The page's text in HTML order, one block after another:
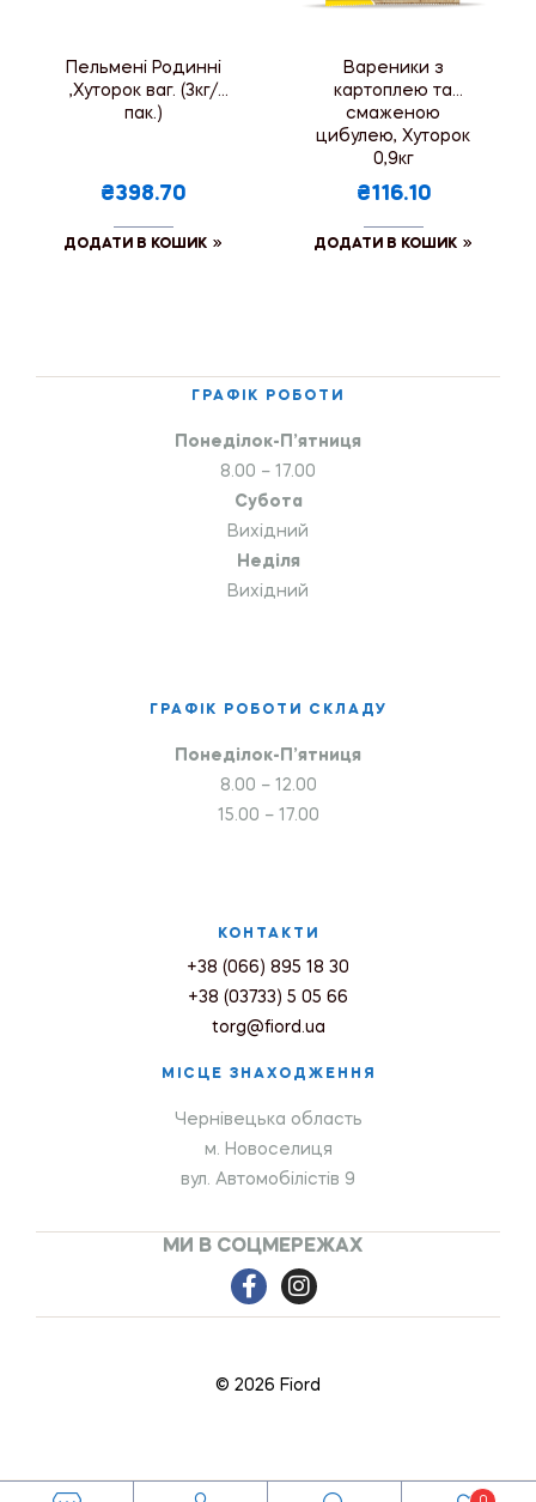
Пельмені Родинні
,Хуторок ваг. (3кг/
пак.)
₴398.70
ДОДАТИ В КОШИК
Вареники з
картоплею та
смаженою
цибулею, Хуторок
0,9кг
₴116.10
ДОДАТИ В КОШИК
ГРАФІК РОБОТИ
Понеділок-П’ятниця
8.00 – 17.00
Субота
Вихідний
Неділя
Вихідний
ГРАФІК РОБОТИ СКЛАДУ
Понеділок-П’ятниця
8.00 – 12.00
15.00 – 17.00
КОНТАКТИ
+38 (066) 895 18 30
+38 (03733) 5 05 66
torg@fiord.ua
МІСЦЕ ЗНАХОДЖЕННЯ
Чернівецька область
м. Новоселиця
вул. Автомобілістів 9
МИ В СОЦМЕРЕЖАХ
© 2026 Fiord